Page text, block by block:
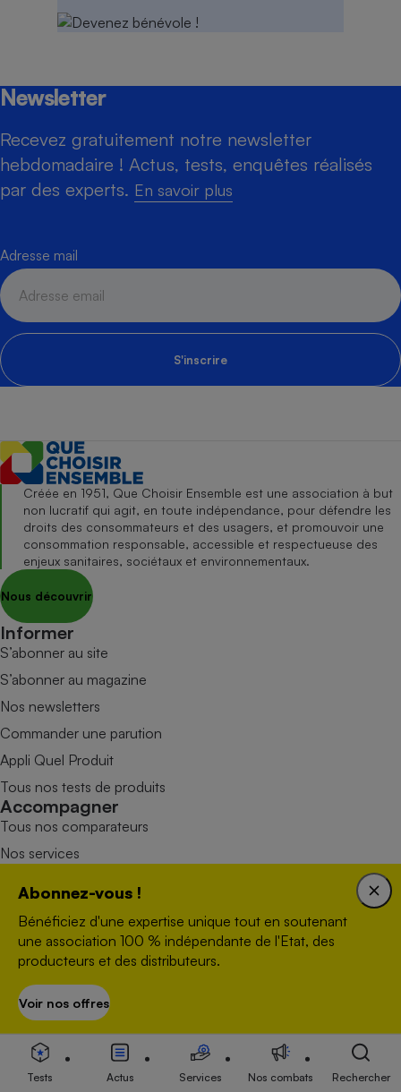
Newsletter
Recevez gratuitement notre newsletter
hebdomadaire ! Actus, tests, enquêtes réalisés
par des experts. En savoir plus
Adresse mail
S'inscrire
Abonnez-vous !
Bénéficiez d'une expertise unique tout en soutenant
une association 100 % indépendante de l'Etat, des
producteurs et des distributeurs.
Voir nos offres
Créée en 1951, Que Choisir Ensemble est une association à but
non lucratif qui agit, en toute indépendance, pour défendre les
droits des consommateurs et des usagers, et promouvoir une
consommation responsable, accessible et respectueuse des
enjeux sanitaires, sociétaux et environnementaux.
Nous découvrir
Informer
S’abonner au site
S’abonner au magazine
Nos newsletters
Commander une parution
Appli Quel Produit
Tous nos tests de produits
Accompagner
Tous nos comparateurs
Nos services
Mobiliser
Combats
Victoires
Devenir adhérent
Faire un don
Tests Actus Services Nos combats Rechercher